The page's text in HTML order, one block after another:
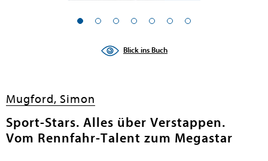
submenu
Blick ins Buch
Mugford, Simon
Sport-Stars. Alles über Verstappen.
Vom Rennfahr-Talent zum Megastar